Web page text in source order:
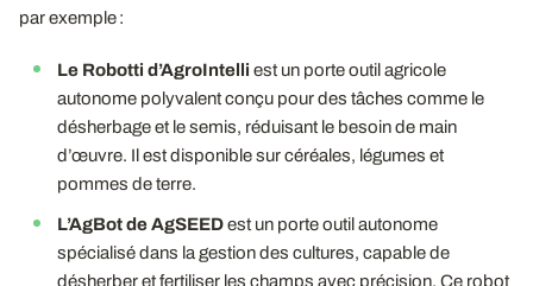
par exemple :
Le Robotti d’AgroIntelli est un porte outil agricole
autonome polyvalent conçu pour des tâches comme le
désherbage et le semis, réduisant le besoin de main
d’œuvre. Il est disponible sur céréales, légumes et
pommes de terre.
L’AgBot de AgSEEDest un porte outil autonome
spécialisé dans la gestion des cultures, capable de
désherber et fertiliser les champs avec précision. Ce robot